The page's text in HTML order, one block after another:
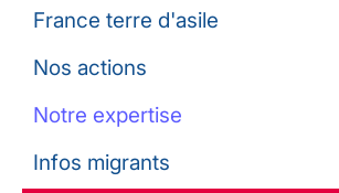
France terre d'asile
Nos actions
Notre expertise
Infos migrants